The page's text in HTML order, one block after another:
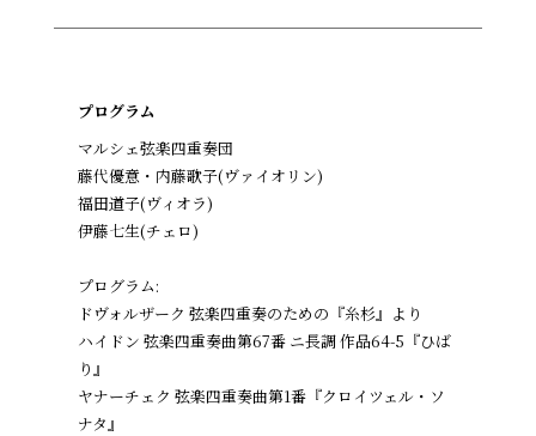
プログラム
マルシェ弦楽四重奏団
藤代優意・内藤歌子(ヴァイオリン)
福田道子(ヴィオラ)
伊藤七生(チェロ)
プログラム:
ドヴォルザーク 弦楽四重奏のための『糸杉』より
ハイドン 弦楽四重奏曲第67番 ニ長調 作品64-5『ひば
り』
ヤナーチェク 弦楽四重奏曲第1番『クロイツェル・ソ
ナタ』